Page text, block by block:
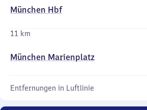
München Hbf
11 km
München Marienplatz
Entfernungen in Luftlinie